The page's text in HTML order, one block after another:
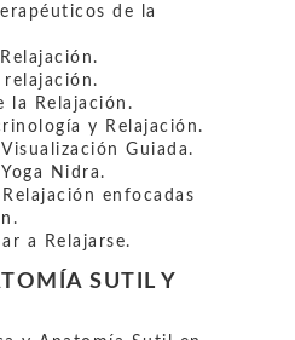
de la
relajación.
la Relajación.
y Relajación.
Visualización Guiada.
Yoga Nidra.
Relajación enfocadas
a Relajarse.
SUTIL Y